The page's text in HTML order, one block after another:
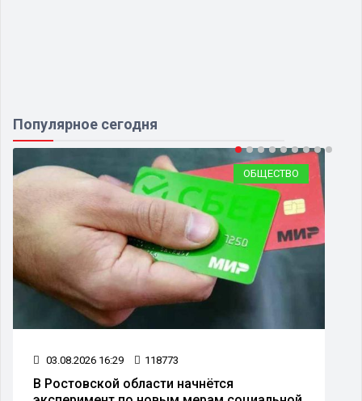
Популярное сегодня
ОБЩЕСТВО
14.07.2026 16:28
Посетители Ростовского зоопарка